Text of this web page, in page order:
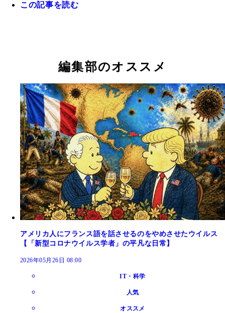
ボロネーゼと、「Ozujsko（オジュイスコ）」とい
この記事を読む
編集部のオススメ
アメリカ人にフランス語を話させるのをやめさせたウイルス
【「新型コロナウイルス学者」の平凡な日常】
2026年05月26日 08:00
IT・科学
人気
オススメ